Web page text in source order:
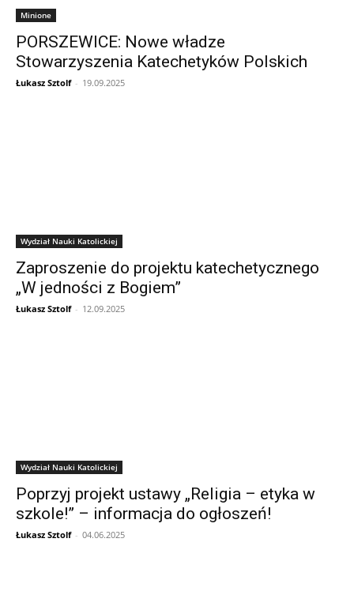
Minione
PORSZEWICE: Nowe władze
Stowarzyszenia Katechetyków Polskich
Łukasz Sztolf - 19.09.2025
Wydział Nauki Katolickiej
Zaproszenie do projektu katechetycznego
„W jedności z Bogiem”
Łukasz Sztolf - 12.09.2025
Wydział Nauki Katolickiej
Poprzyj projekt ustawy „Religia – etyka w
szkole!” – informacja do ogłoszeń!
Łukasz Sztolf - 04.06.2025